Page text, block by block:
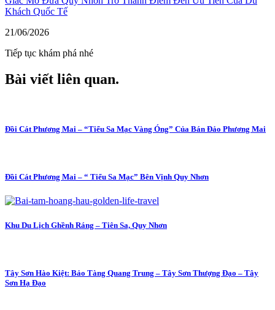
Khách Quốc Tế
21/06/2026
Tiếp tục khám phá nhé
Bài viết liên quan.
Đồi Cát Phương Mai – “Tiểu Sa Mạc Vàng Óng” Của Bán Đảo Phương Mai
Đồi Cát Phương Mai – “ Tiểu Sa Mạc” Bên Vịnh Quy Nhơn
Khu Du Lịch Ghềnh Ráng – Tiên Sa, Quy Nhơn
Tây Sơn Hào Kiệt: Bảo Tàng Quang Trung – Tây Sơn Thượng Đạo – Tây
Sơn Hạ Đạo